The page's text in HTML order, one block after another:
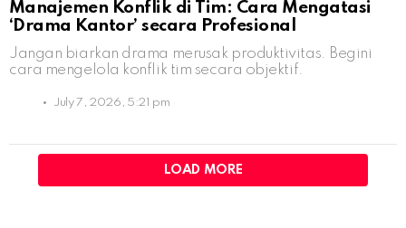
Manajemen Konflik di Tim: Cara Mengatasi
‘Drama Kantor’ secara Profesional
Jangan biarkan drama merusak produktivitas. Begini
cara mengelola konflik tim secara objektif.
July 7, 2026, 5:21 pm
LOAD MORE